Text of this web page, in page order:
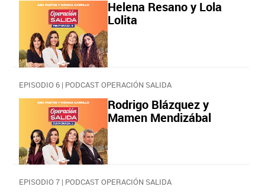
Helena Resano y Lola
Lolita
EPISODIO 6 | PODCAST OPERACIÓN SALIDA
Rodrigo Blázquez y
Mamen Mendizábal
EPISODIO 7 | PODCAST OPERACIÓN SALIDA